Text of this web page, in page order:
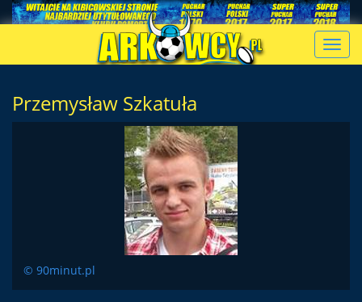
Przemysław Szkatuła
© 90minut.pl